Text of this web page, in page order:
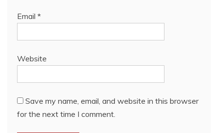
Email *
Website
Save my name, email, and website in this browser
for the next time I comment.